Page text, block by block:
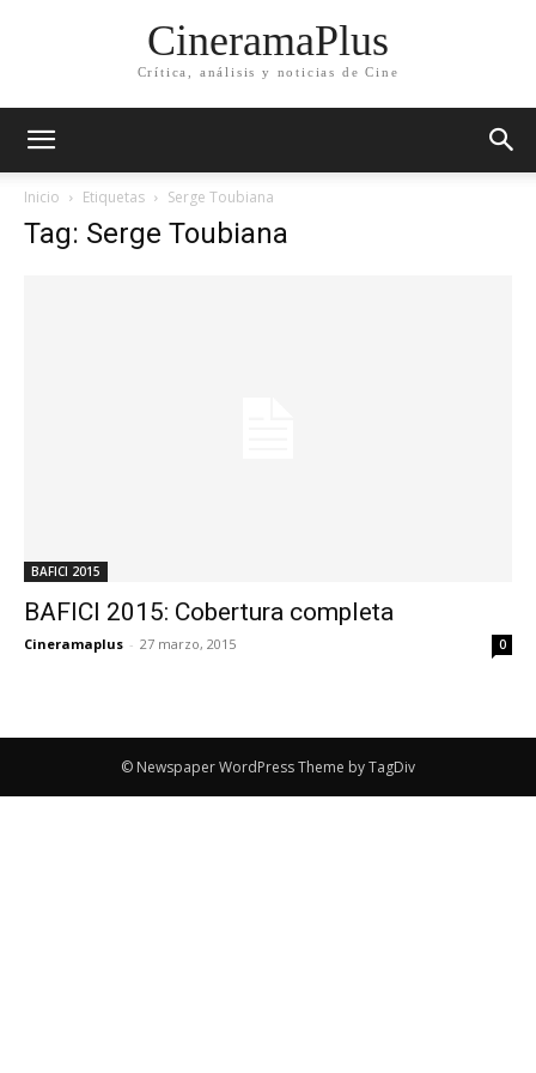
CineramaPlus
Crítica, análisis y noticias de Cine
Inicio Etiquetas Serge Toubiana
Tag: Serge Toubiana
BAFICI 2015
BAFICI 2015: Cobertura completa
Cineramaplus - 27 marzo, 2015 0
© Newspaper WordPress Theme by TagDiv